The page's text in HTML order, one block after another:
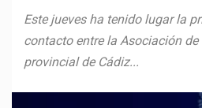
Este jueves ha tenido lugar la
contacto entre la Asociación
provincial de Cádiz...